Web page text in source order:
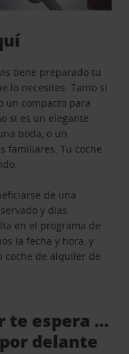
tiene preparado tu
lo necesites. Tanto si
un compacto para
si es un elegante
boda, o un
familiares. Tu coche
de una
y días
en el programa de
la fecha y hora, y
coche de alquiler de
te espera …
delante